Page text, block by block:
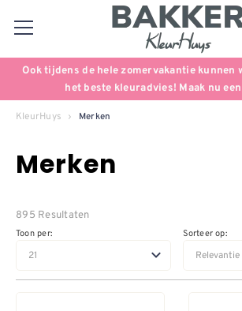
Ook tijdens de hele zomervakantie kunnen
het beste kleuradvies! Maak nu
KleurHuys Merken
Merken
895 Resultaten
Toon per: Sorteer op: